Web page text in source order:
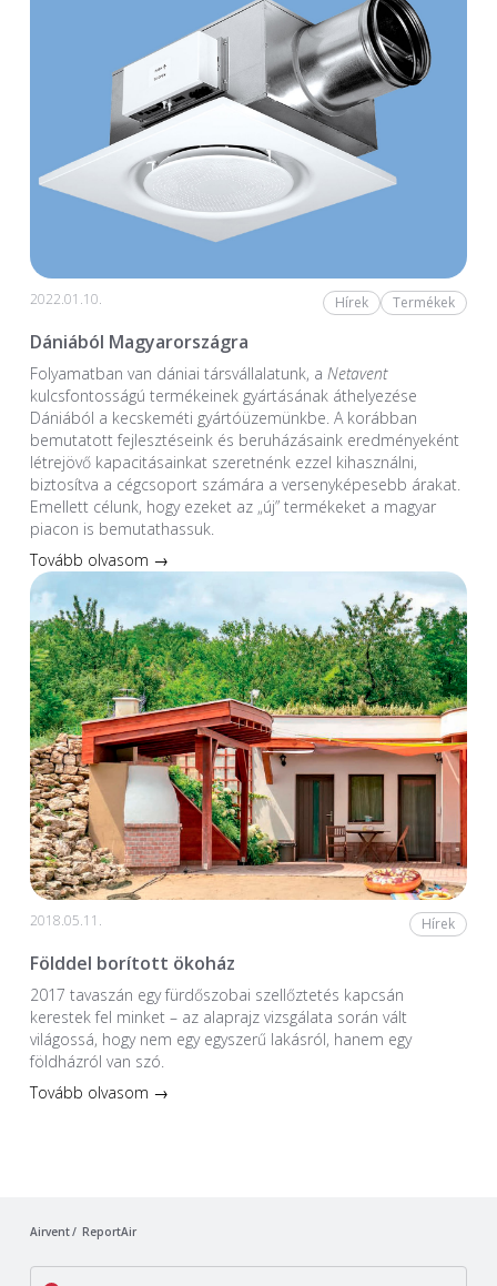
2022.01.10. Hírek Termékek
Dániából Magyarországra
Folyamatban van dániai társvállalatunk, a Netavent
kulcsfontosságú termékeinek gyártásának áthelyezése
Dániából a kecskeméti gyártóüzemünkbe. A korábban
bemutatott fejlesztéseink és beruházásaink eredményeként
létrejövő kapacitásainkat szeretnénk ezzel kihasználni,
biztosítva a cégcsoport számára a versenyképesebb árakat.
Emellett célunk, hogy ezeket az „új” termékeket a magyar
piacon is bemutathassuk.
Tovább olvasom →
2018.05.11. Hírek
Földdel borított ökoház
2017 tavaszán egy fürdőszobai szellőztetés kapcsán
kerestek fel minket – az alaprajz vizsgálata során vált
világossá, hogy nem egy egyszerű lakásról, hanem egy
földházról van szó.
Tovább olvasom →
Airvent ReportAir